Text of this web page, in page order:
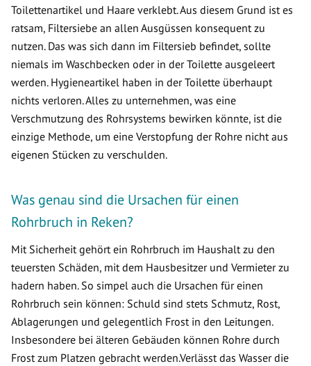
Toilettenartikel und Haare verklebt. Aus diesem Grund ist es
ratsam, Filtersiebe an allen Ausgüssen konsequent zu
nutzen. Das was sich dann im Filtersieb befindet, sollte
niemals im Waschbecken oder in der Toilette ausgeleert
werden. Hygieneartikel haben in der Toilette überhaupt
nichts verloren. Alles zu unternehmen, was eine
Verschmutzung des Rohrsystems bewirken könnte, ist die
einzige Methode, um eine Verstopfung der Rohre nicht aus
eigenen Stücken zu verschulden.
Was genau sind die Ursachen für einen
Rohrbruch in Reken?
Mit Sicherheit gehört ein Rohrbruch im Haushalt zu den
teuersten Schäden, mit dem Hausbesitzer und Vermieter zu
hadern haben. So simpel auch die Ursachen für einen
Rohrbruch sein können: Schuld sind stets Schmutz, Rost,
Ablagerungen und gelegentlich Frost in den Leitungen.
Insbesondere bei älteren Gebäuden können Rohre durch
Frost zum Platzen gebracht werden.Verlässt das Wasser die